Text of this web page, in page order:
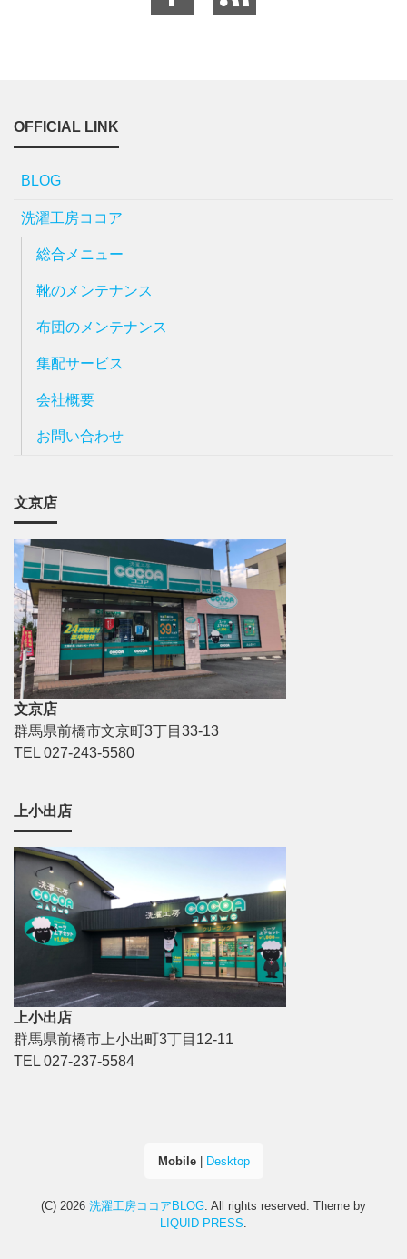
OFFICIAL LINK
BLOG
洗濯工房ココア
総合メニュー
靴のメンテナンス
布団のメンテナンス
集配サービス
会社概要
お問い合わせ
文京店
文京店
群馬県前橋市文京町3丁目33-13
TEL 027-243-5580
上小出店
上小出店
群馬県前橋市上小出町3丁目12-11
TEL 027-237-5584
Mobile| Desktop
(C) 2026 洗濯工房ココアBLOG. All rights reserved. Theme by
LIQUID PRESS.